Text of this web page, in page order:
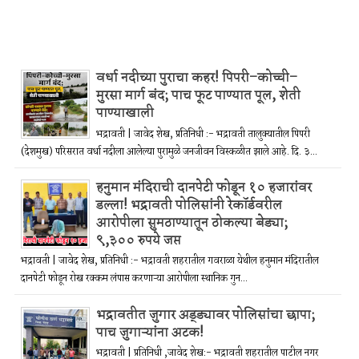
वर्धा नदीच्या पुराचा कहर! पिपरी–कोच्ची–
मुरसा मार्ग बंद; पाच फूट पाण्यात पूल, शेती
पाण्याखाली
भद्रावती | जावेद शेख, प्रतिनिधी :- भद्रावती तालुक्यातील पिपरी
(देशमुख) परिसरात वर्धा नदीला आलेल्या पुरामुळे जनजीवन विस्कळीत झाले आहे. दि. ३...
हनुमान मंदिराची दानपेटी फोडून १० हजारांवर
डल्ला! भद्रावती पोलिसांनी रेकॉर्डवरील
आरोपीला सुमठाण्यातून ठोकल्या बेड्या;
९,३०० रुपये जप्त
भद्रावती | जावेद शेख, प्रतिनिधी :- भद्रावती शहरातील गवराळा येथील हनुमान मंदिरातील
दानपेटी फोडून रोख रक्कम लंपास करणाऱ्या आरोपीला स्थानिक गुन...
भद्रावतीत जुगार अड्ड्यावर पोलिसांचा छापा;
पाच जुगाऱ्यांना अटक!
भद्रावती | प्रतिनिधी ,जावेद शेख:- भद्रावती शहरातील पाटील नगर